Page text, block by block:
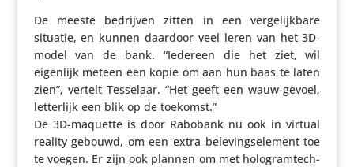
De meeste bedrijven zitten in een verge­lijk­bare
situatie, en kunnen daardoor veel leren van het 3D-
model van de bank. “Iedereen die het ziet, wil
eigenlijk meteen een kopie om aan hun baas te laten
zien”, vertelt Tesselaar. “Het geeft een wauw-gevoel,
letter­lijk een blik op de toekomst.”
De 3D-maquette is door Rabobank nu ook in virtual
reality gebouwd, om een extra bele­vings­ele­ment toe
te voegen. Er zijn ook plannen om met holo­gram­tech­